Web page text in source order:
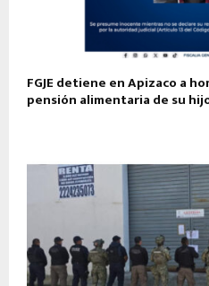
FGJE detiene en Apizaco a
pensión alimentaria de su